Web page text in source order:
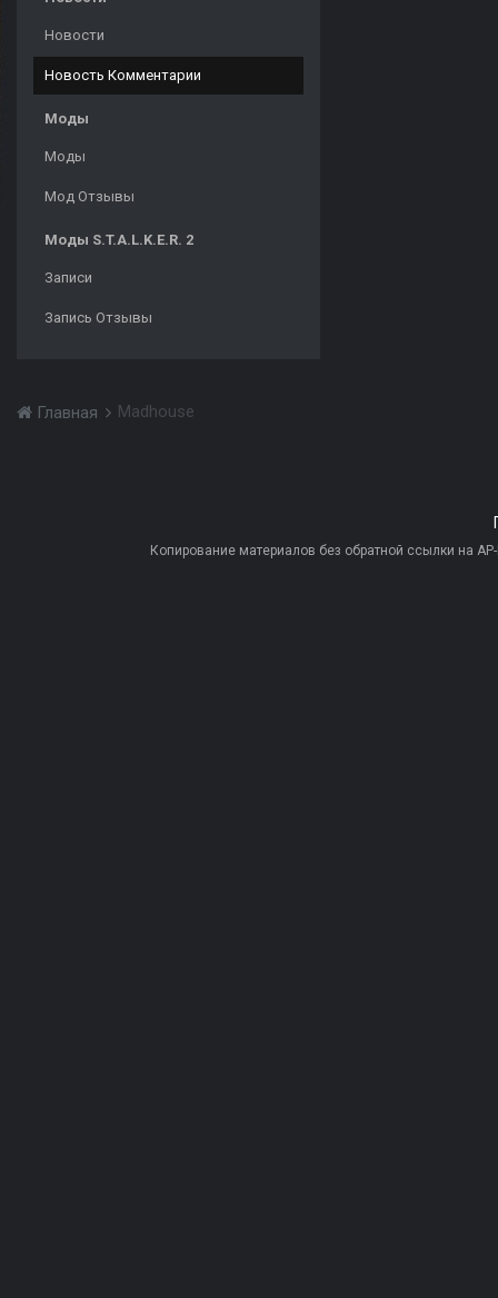
Новости
Новость Комментарии
Моды
Моды
Мод Отзывы
Моды S.T.A.L.K.E.R. 2
Записи
Запись Отзывы
Главная Madhouse
Копирование материалов без обратной ссылки на